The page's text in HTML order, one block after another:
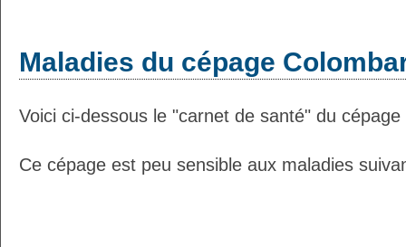
Maladies du cépage
Voici ci-dessous le "carnet de santé" du
Ce cépage est peu sensible aux maladies